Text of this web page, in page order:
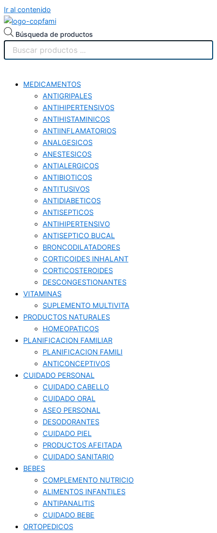
Ir al contenido
Búsqueda de productos
MEDICAMENTOS
ANTIGRIPALES
ANTIHIPERTENSIVOS
ANTIHISTAMINICOS
ANTIINFLAMATORIOS
ANALGESICOS
ANESTESICOS
ANTIALERGICOS
ANTIBIOTICOS
ANTITUSIVOS
ANTIDIABETICOS
ANTISEPTICOS
ANTIHIPERTENSIVO
ANTISEPTICO BUCAL
BRONCODILATADORES
CORTICOIDES INHALANT
CORTICOSTEROIDES
DESCONGESTIONANTES
VITAMINAS
SUPLEMENTO MULTIVITA
PRODUCTOS NATURALES
HOMEOPATICOS
PLANIFICACION FAMILIAR
PLANIFICACION FAMILI
ANTICONCEPTIVOS
CUIDADO PERSONAL
CUIDADO CABELLO
CUIDADO ORAL
ASEO PERSONAL
DESODORANTES
CUIDADO PIEL
PRODUCTOS AFEITADA
CUIDADO SANITARIO
BEBES
COMPLEMENTO NUTRICIO
ALIMENTOS INFANTILES
ANTIPANALITIS
CUIDADO BEBE
ORTOPEDICOS